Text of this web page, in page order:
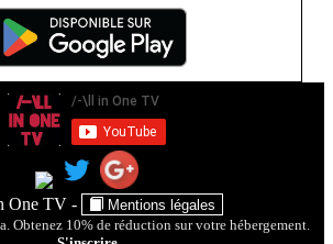
services provenant de YouTube ou de
le trafic. Ces outils utilisent des cookies.
One TV -
Mentions légales
Obtenez 10% de réduction sur votre hébergement.